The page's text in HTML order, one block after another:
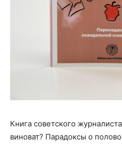
Кни­га совет­ско­го
вино­ват? Пара­док­сы о